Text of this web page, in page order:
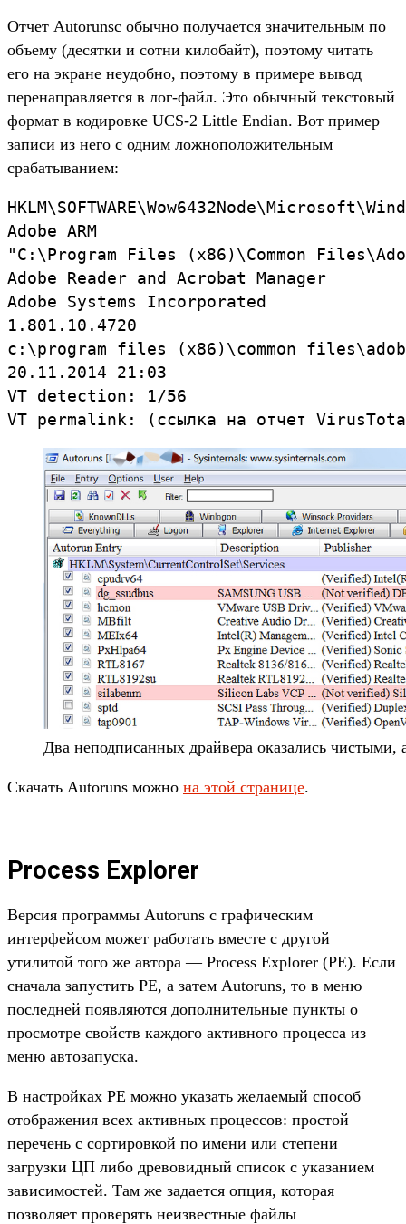
Отчет Autorunsc обычно получается значительным по
объему (десятки и сотни килобайт), поэтому читать
его на экране неудобно, поэтому в примере вывод
перенаправляется в лог-файл. Это обычный текстовый
формат в кодировке UCS-2 Little Endian. Вот пример
записи из него с одним ложноположительным
срабатыванием:
Adobe ARM
"C:\Program Files (x86)\Common
Adobe Reader and Acrobat Manager
Adobe Systems Incorporated
1.801.10.4720
c:\program files (x86)\common
20.11.2014 21:03
VT detection: 1/56
VT permalink: (ссылка на отчет
Два неподписанных драйвера оказались
Скачать Autoruns можно на этой странице.
Process Explorer
Версия программы Autoruns с графическим
интерфейсом может работать вместе с другой
утилитой того же автора — Process Explorer (PE). Если
сначала запустить PE, а затем Autoruns, то в меню
последней появляются дополнительные пункты о
просмотре свойств каждого активного процесса из
меню автозапуска.
В настройках PE можно указать желаемый способ
отображения всех активных процессов: простой
перечень с сортировкой по имени или степени
загрузки ЦП либо древовидный список с указанием
зависимостей. Там же задается опция, которая
позволяет проверять неизвестные файлы